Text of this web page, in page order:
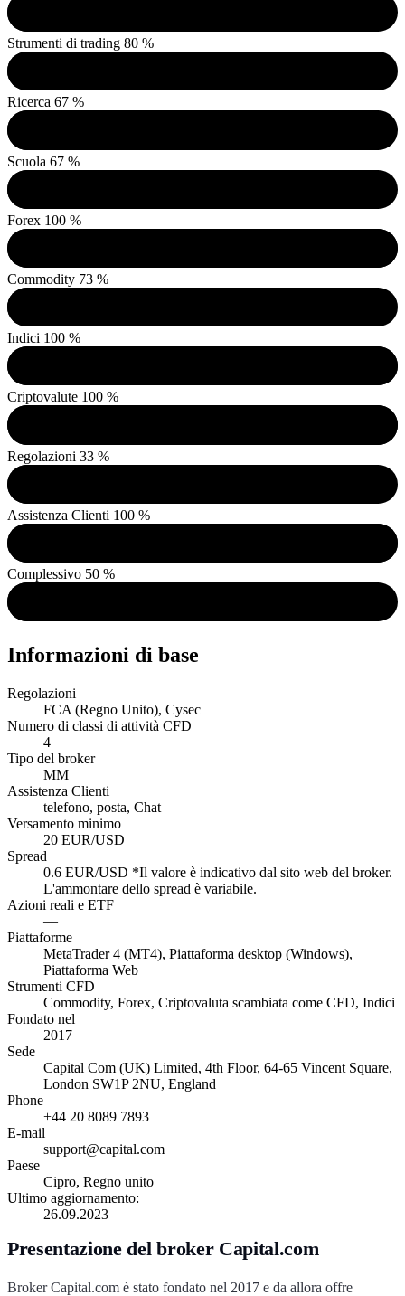
Strumenti di trading 80 %
Ricerca 67 %
Scuola 67 %
Forex 100 %
Commodity 73 %
Indici 100 %
Criptovalute 100 %
Regolazioni 33 %
Assistenza Clienti 100 %
Complessivo 50 %
Informazioni di base
Regolazioni
FCA (Regno Unito), Cysec
Numero di classi di attività CFD
4
Tipo del broker
MM
Assistenza Clienti
telefono, posta, Chat
Versamento minimo
20 EUR/USD
Spread
0.6 EUR/USD *Il valore è indicativo dal sito web del broker.
L'ammontare dello spread è variabile.
Azioni reali e ETF
—
Piattaforme
MetaTrader 4 (MT4), Piattaforma desktop (Windows),
Piattaforma Web
Strumenti CFD
Commodity, Forex, Criptovaluta scambiata come CFD, Indici
Fondato nel
2017
Sede
Capital Com (UK) Limited, 4th Floor, 64-65 Vincent Square,
London SW1P 2NU, England
Phone
+44 20 8089 7893
E-mail
support@capital.com
Paese
Cipro, Regno unito
Ultimo aggiornamento:
26.09.2023
Presentazione del broker Capital.com
Broker Capital.com è stato fondato nel 2017 e da allora offre